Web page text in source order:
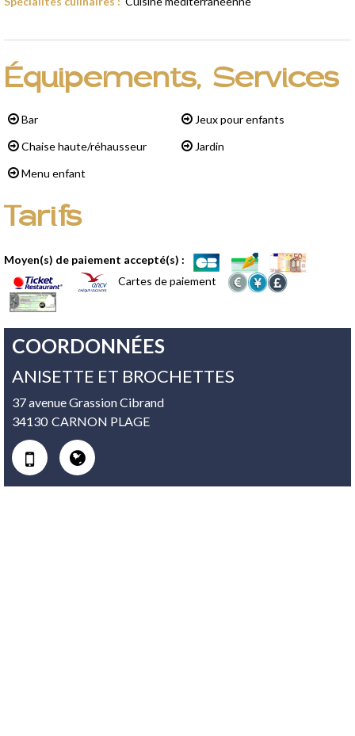
Équipements, Services
Bar
Jeux pour enfants
Chaise haute/réhausseur
Jardin
Menu enfant
Tarifs
Moyen(s) de paiement accepté(s) :
Cartes de paiement
COORDONNÉES
ANISETTE ET BROCHETTES
37 avenue Grassion Cibrand
34130 CARNON PLAGE